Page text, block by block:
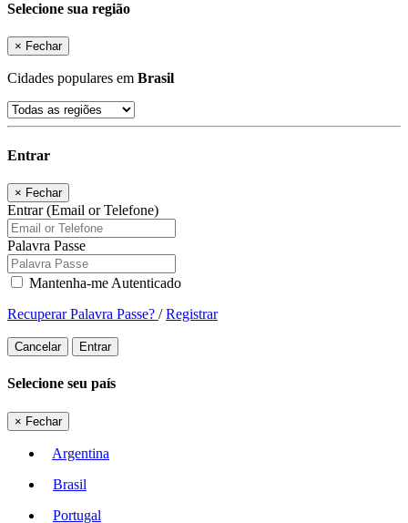
Selecione sua região
× Fechar
Cidades populares em Brasil
Entrar
× Fechar
Entrar (Email or Telefone)
Palavra Passe
Mantenha-me Autenticado
Recuperar Palavra Passe? /Registrar
Cancelar Entrar
Selecione seu país
× Fechar
Argentina
Brasil
Portugal